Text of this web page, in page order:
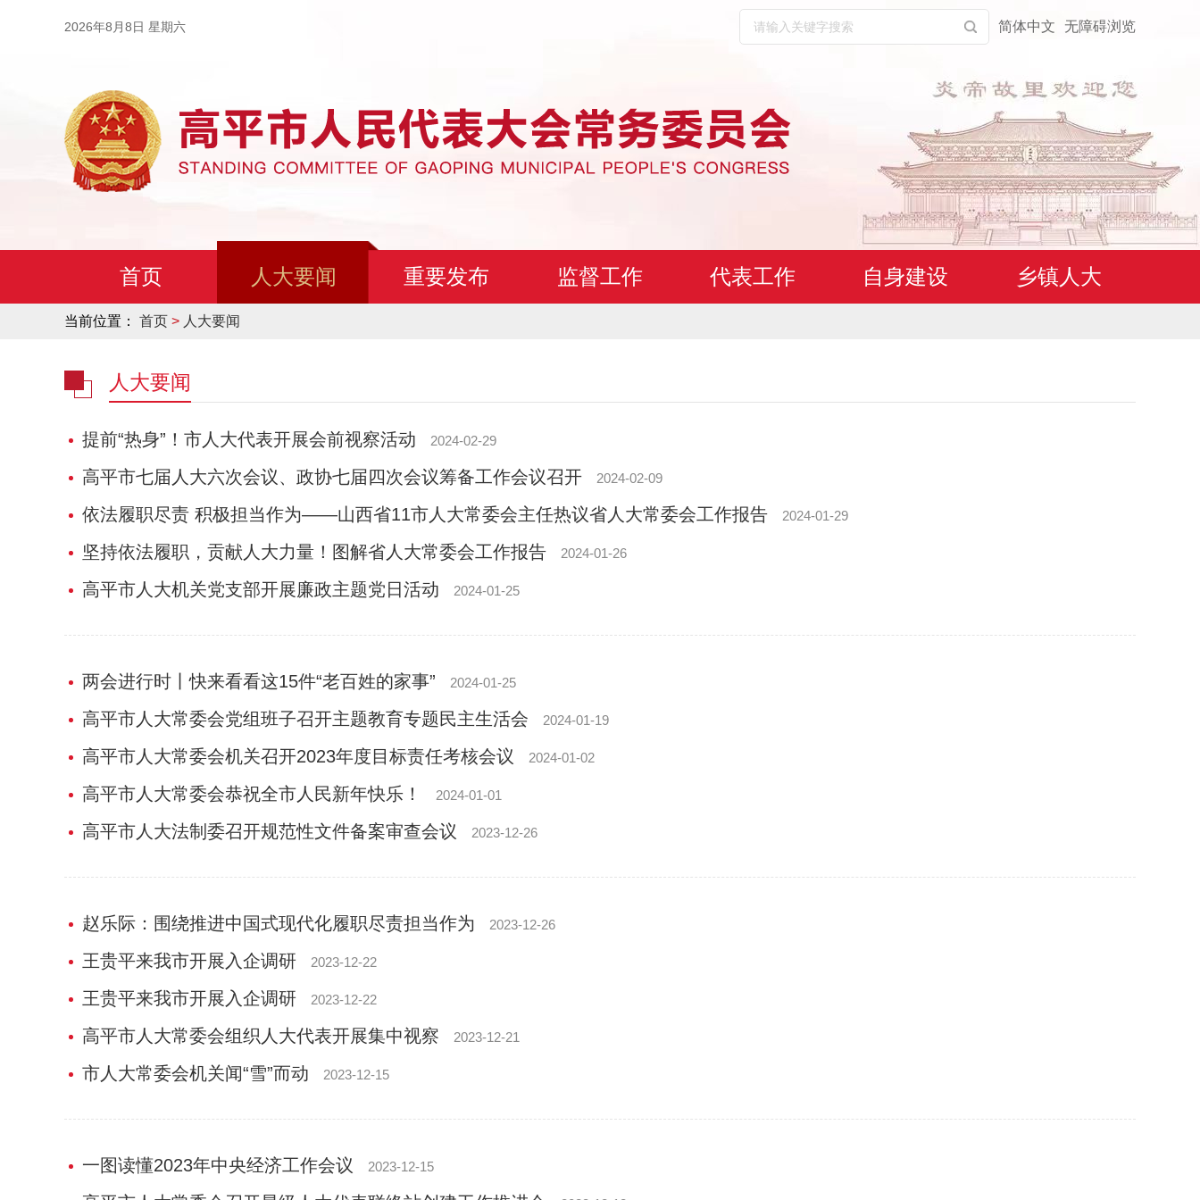
2026年8月8日 星期六 简体中文 无障碍浏览
首页 人大要闻 重要发布 监督工作 代表工作 自身建设 乡镇人大
当前位置： 首页 > 人大要闻
人大要闻
提前“热身”！市人大代表开展会前视察活动 2024-02-29
高平市七届人大六次会议、政协七届四次会议筹备工作会议召开 2024-02-09
依法履职尽责 积极担当作为——山西省11市人大常委会主任热议省人大常委会工作报告 2024-01-29
坚持依法履职，贡献人大力量！图解省人大常委会工作报告 2024-01-26
高平市人大机关党支部开展廉政主题党日活动 2024-01-25
两会进行时丨快来看看这15件“老百姓的家事” 2024-01-25
高平市人大常委会党组班子召开主题教育专题民主生活会 2024-01-19
高平市人大常委会机关召开2023年度目标责任考核会议 2024-01-02
高平市人大常委会恭祝全市人民新年快乐！ 2024-01-01
高平市人大法制委召开规范性文件备案审查会议 2023-12-26
赵乐际：围绕推进中国式现代化履职尽责担当作为 2023-12-26
王贵平来我市开展入企调研 2023-12-22
王贵平来我市开展入企调研 2023-12-22
高平市人大常委会组织人大代表开展集中视察 2023-12-21
市人大常委会机关闻“雪”而动 2023-12-15
一图读懂2023年中央经济工作会议 2023-12-15